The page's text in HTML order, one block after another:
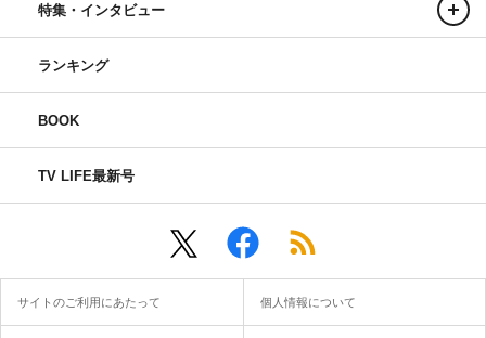
特集・インタビュー
ランキング
BOOK
TV LIFE最新号
サイトのご利用にあたって 個人情報について